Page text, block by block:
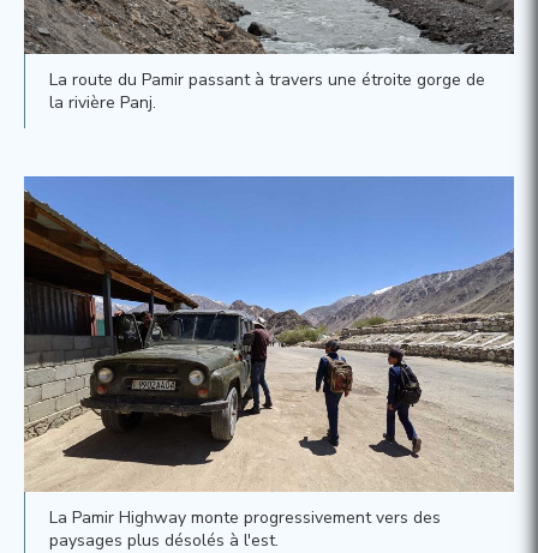
La route du Pamir passant à travers une étroite gorge de
la rivière Panj.
La Pamir Highway monte progressivement vers des
paysages plus désolés à l'est.